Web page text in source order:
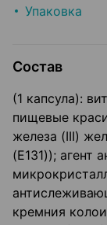
Упаковка
Состав
(1 капсула):
пищевые
железа (III)
(Е131)); агент
кремния